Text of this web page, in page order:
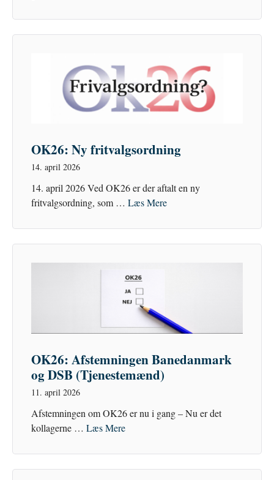
OK26: Ny fritvalgsordning
14. april 2026
14. april 2026 Ved OK26 er der aftalt en ny
fritvalgsordning, som … Læs Mere
OK26: Afstemningen Banedanmark
og DSB (Tjenestemænd)
11. april 2026
Afstemningen om OK26 er nu i gang – Nu er det
kollagerne … Læs Mere